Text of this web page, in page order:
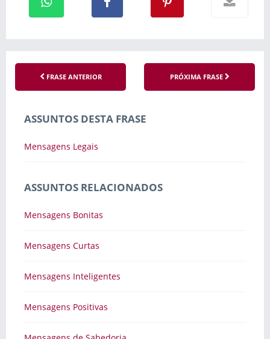
FRASE ANTERIOR PRÓXIMA FRASE
ASSUNTOS DESTA FRASE
Mensagens Legais
ASSUNTOS RELACIONADOS
Mensagens Bonitas
Mensagens Curtas
Mensagens Inteligentes
Mensagens Positivas